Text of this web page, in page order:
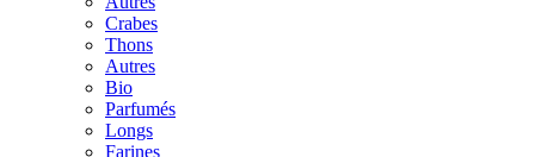
Crabes
Thons
Autres
Bio
Parfumés
Longs
Farines